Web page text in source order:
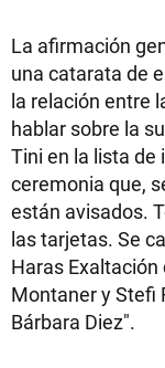
La afirmación
una catarata de
la relación entre
hablar sobre la
Tini en la lista de
ceremonia que,
están avisados.
las tarjetas. Se
Haras Exaltación
Montaner y Stefi
Bárbara Diez".